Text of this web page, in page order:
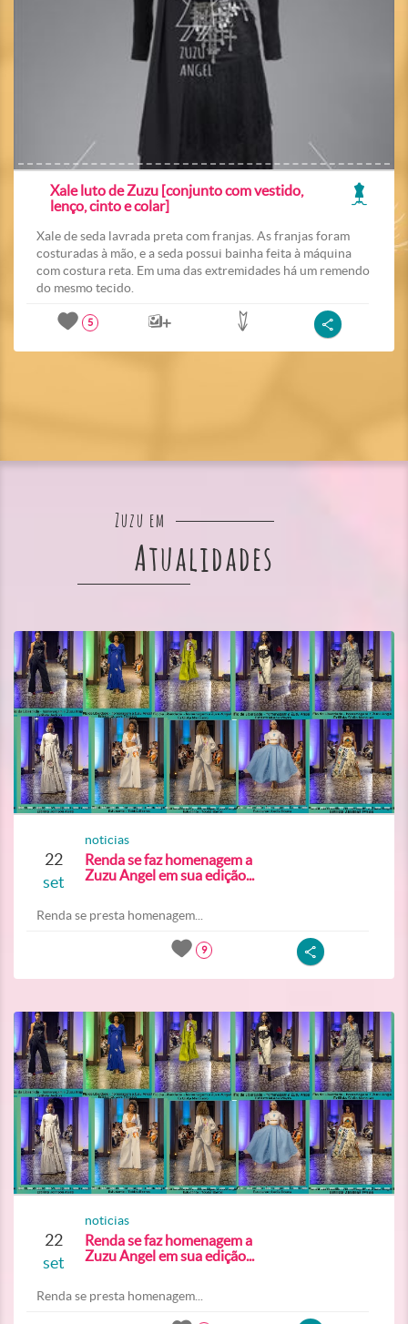
Xale luto de Zuzu [conjunto com vestido,
lenço, cinto e colar]
Xale de seda lavrada preta com franjas. As franjas foram
costuradas à mão, e a seda possui bainha feita à máquina
com costura reta. Em uma das extremidades há um remendo
do mesmo tecido.
5
Zuzu em
Atualidades
22
set
noticias
Renda se faz homenagem a
Zuzu Angel em sua edição...
Renda se presta homenagem...
9
22
set
noticias
Renda se faz homenagem a
Zuzu Angel em sua edição...
Renda se presta homenagem...